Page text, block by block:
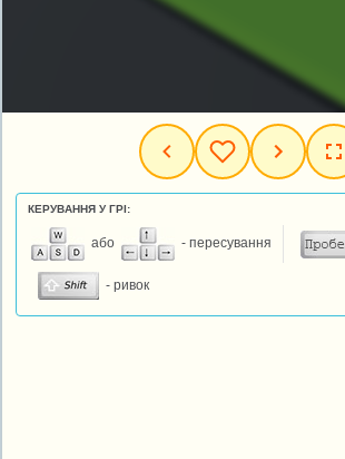
КЕРУВАННЯ У ГРІ:
або - пересування
- ривок